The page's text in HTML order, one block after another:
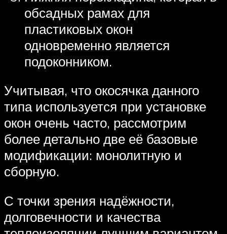
обсадных рамах для
пластиковых окон
одновременно является
подоконником.
Учитывая, что окосячка данного
типа используется при установке
окон очень часто, рассмотрим
более детально две её базовые
модификации: монолитную и
сборную.
С точки зрения надёжности,
долговечности и качества